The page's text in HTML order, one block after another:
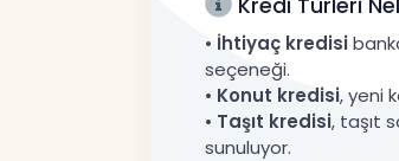
• İhtiyaç kredisi
seçeneği.
• Konut kredisi, yeni
• Taşıt kredisi, taşıt
sunuluyor.